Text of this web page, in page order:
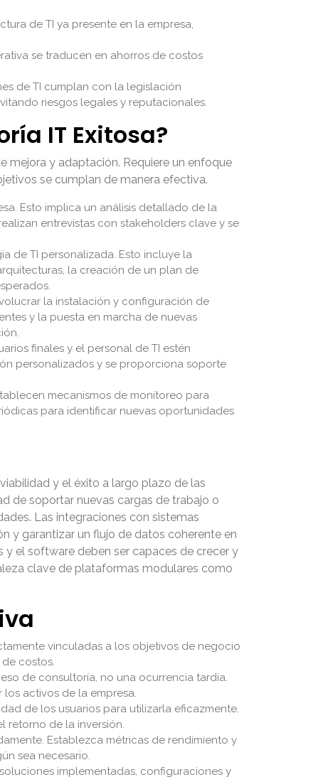
de TI ya presente en la empresa,
se traducen en ahorros de costos
de TI cumplan con la legislación
riesgos legales y reputacionales.
IT Exitosa?
mejora y adaptación. Requiere un enfoque
se cumplan de manera efectiva.
Esto implica un análisis detallado de la
entrevistas con stakeholders clave y se
de TI personalizada. Esto incluye la
la creación de un plan de
la instalación y configuración de
y la puesta en marcha de nuevas
finales y el personal de TI estén
personalizados y se proporciona soporte
mecanismos de monitoreo para
para identificar nuevas oportunidades
y el éxito a largo plazo de las
de soportar nuevas cargas de trabajo o
Las integraciones con sistemas
y garantizar un flujo de datos coherente en
el software deben ser capaces de crecer y
clave de plataformas modulares como
vinculadas a los objetivos de negocio
costos.
de consultoría, no una ocurrencia tardía.
activos de la empresa.
de los usuarios para utilizarla eficazmente.
retorno de la inversión.
Establezca métricas de rendimiento y
sea necesario.
implementadas, configuraciones y